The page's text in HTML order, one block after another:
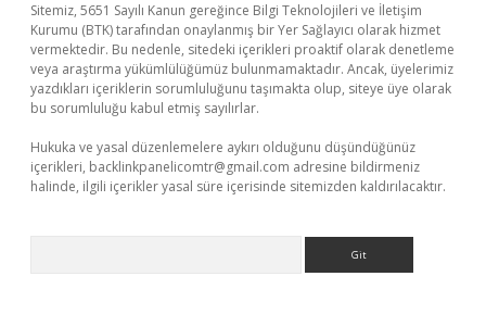
Sitemiz, 5651 Sayılı Kanun gereğince Bilgi Teknolojileri ve İletişim
Kurumu (BTK) tarafından onaylanmış bir Yer Sağlayıcı olarak hizmet
vermektedir. Bu nedenle, sitedeki içerikleri proaktif olarak denetleme
veya araştırma yükümlülüğümüz bulunmamaktadır. Ancak, üyelerimiz
yazdıkları içeriklerin sorumluluğunu taşımakta olup, siteye üye olarak
bu sorumluluğu kabul etmiş sayılırlar.
Hukuka ve yasal düzenlemelere aykırı olduğunu düşündüğünüz
içerikleri, backlinkpanelicomtr@gmail.com adresine bildirmeniz
halinde, ilgili içerikler yasal süre içerisinde sitemizden kaldırılacaktır.